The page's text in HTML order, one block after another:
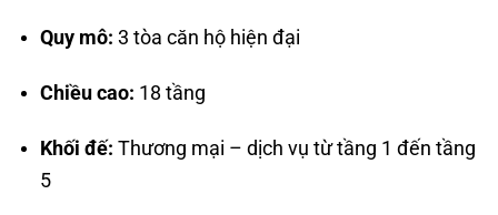
Quy mô: 3 tòa căn hộ hiện đại
Chiều cao: 18 tầng
Khối đế: Thương mại – dịch vụ từ tầng 1 đến tầng
5